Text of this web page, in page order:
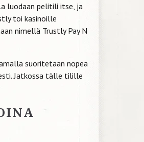
luodaan pelitili itse, ja
toi kasinoille
nimellä Trustly Pay N
suoritetaan nopea
Jatkossa tälle tilille